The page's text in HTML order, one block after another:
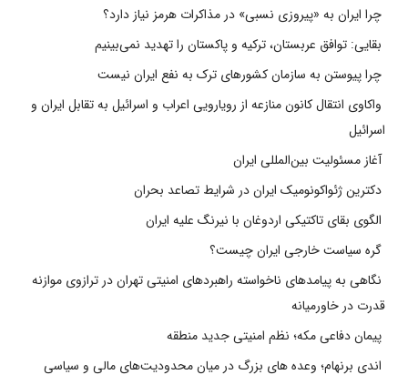
چرا ایران به «پیروزی نسبی» در مذاکرات هرمز نیاز دارد؟
بقایی: توافق عربستان، ترکیه و پاکستان را تهدید نمی‌بینیم
چرا پیوستن به سازمان کشورهای ترک به نفع ایران نیست
واکاوی انتقال کانون منازعه از رویارویی اعراب و اسرائیل به تقابل ایران و
اسرائیل
آغاز مسئولیت بین‌المللی ایران
دکترین ژئواکونومیک ایران در شرایط تصاعد بحران
الگوی بقای تاکتیکی اردوغان با نیرنگ علیه ایران
گره سیاست خارجی ایران چیست؟
نگاهی به پیامدهای ناخواسته راهبردهای امنیتی تهران در ترازوی موازنه
قدرت در خاورمیانه
پیمان دفاعی مکه؛ نظم امنیتی جدید منطقه
اندی برنهام؛ وعده های بزرگ در میان محدودیت‌های مالی و سیاسی